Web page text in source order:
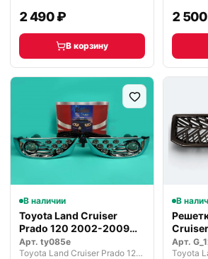
2 490 ₽
В корзину
2
В наличии
Toyota Land Cruiser
Prado 120 2002-2009
туманки П…
Арт. ty085e
Toyota Land Cruiser Prado 120 рестайлинг (2007—2009)
В
2009…
Арт.